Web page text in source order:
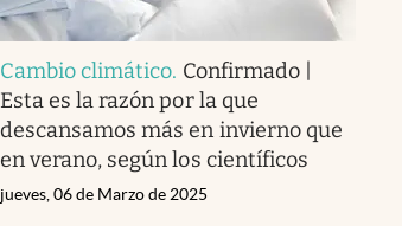
Cambio climático. Confirmado |
Esta es la razón por la que
descansamos más en invierno que
en verano, según los científicos
jueves, 06 de Marzo de 2025